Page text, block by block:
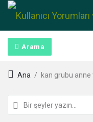
Arama
Ana / kan grubu anne